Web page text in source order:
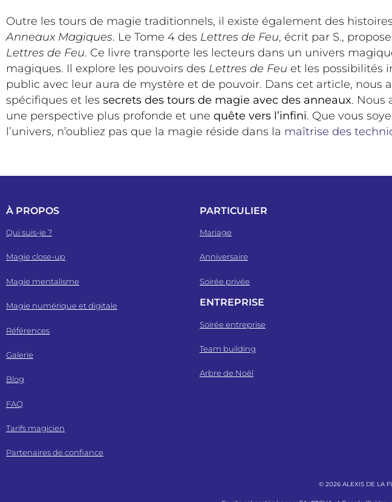
Outre les tours de magie traditionnels, il existe également des
Anneaux Magiques. Le Tome 4 des Lettres de Feu, écrit par S.,
Lettres de Feu. Ce livre transporte les lecteurs dans un univers
magiques. Il explore les pouvoirs des Lettres de Feu et les possibilités
public avec leur aura de mystère et de pouvoir. Dans cet article, nous
spécifiques et les secrets des tours de magie avec des anneaux. Nous
une perspective plus profonde et une quête vers l’infini. Que vous
l’univers, n’oubliez pas que la magie réside dans la maîtrise des
À PROPOS
Qui suis-je ?
Magie close-up
Magie mentalisme
Magie numérique et digitale
Références
Galerie
Blog
FAQ
Tarifs magicien
Partenaires de confiance
PARTICULIER
Mariage
Anniversaire
Soirée privée
ENTREPRISE
Soirée entreprise
Team building
Arbre de Noël
© 2026 ALEXIS DE LA